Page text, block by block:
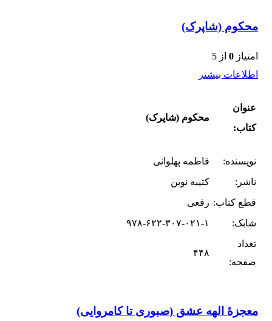
محکوم (شاپرک)
امتیاز 0 از 5
اطلاعات بیشتر
عنوان
کتاب:
محکوم (شاپرک)
نویسنده:
فاطمه پهلوانی
ناشر:
کتیبه نوین
قطع کتاب: رقعی
شابک:
۹۷۸-۶۲۲-۳۰۷-۰۲۱-۱
تعداد
صفحه:
۴۴۸
معجزۀ الهه عشق (صبوری تا کامروایی)